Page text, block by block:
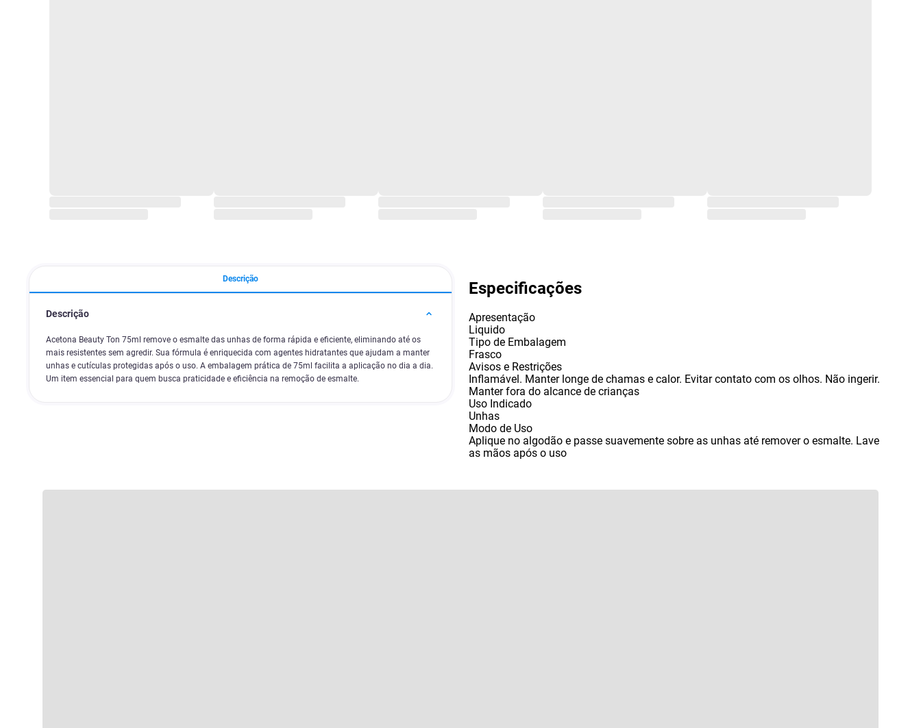
Descrição
Descrição
Acetona Beauty Ton 75ml remove o esmalte das unhas de forma rápida e eficiente, eliminando até os
mais resistentes sem agredir. Sua fórmula é enriquecida com agentes hidratantes que ajudam a manter
unhas e cutículas protegidas após o uso. A embalagem prática de 75ml facilita a aplicação no dia a dia.
Um item essencial para quem busca praticidade e eficiência na remoção de esmalte.
Especificações
Apresentação
Liquido
Tipo de Embalagem
Frasco
Avisos e Restrições
Inflamável. Manter longe de chamas e calor. Evitar contato com os olhos. Não ingerir.
Manter fora do alcance de crianças
Uso Indicado
Unhas
Modo de Uso
Aplique no algodão e passe suavemente sobre as unhas até remover o esmalte. Lave
as mãos após o uso